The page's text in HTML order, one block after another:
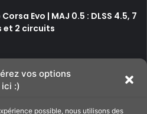
vos options
:)
possible, nous utilisons des
Evo | MAJ 0.5 : DLSS 4.5, 7
et 2 circuits
P
a
P